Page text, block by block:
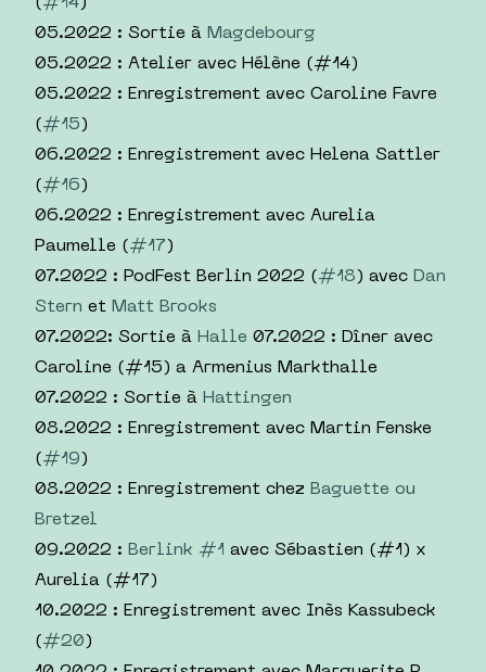
05.2022 : Sortie à Magdebourg
05.2022 : Atelier avec Hélène (#14)
05.2022 : Enregistrement avec Caroline Favre
(#15)
06.2022 : Enregistrement avec Helena Sattler
(#16)
06.2022 : Enregistrement avec Aurelia
Paumelle (#17)
07.2022 : PodFest Berlin 2022 (#18) avec Dan
Stern et Matt Brooks
07.2022: Sortie à Halle 07.2022 : Dîner avec
Caroline (#15) a Armenius Markthalle
07.2022 : Sortie à Hattingen
08.2022 : Enregistrement avec Martin Fenske
(#19)
08.2022 : Enregistrement chez Baguette ou
Bretzel
09.2022 : Berlink #1 avec Sébastien (#1) x
Aurelia (#17)
10.2022 : Enregistrement avec Inès Kassubeck
(#20)